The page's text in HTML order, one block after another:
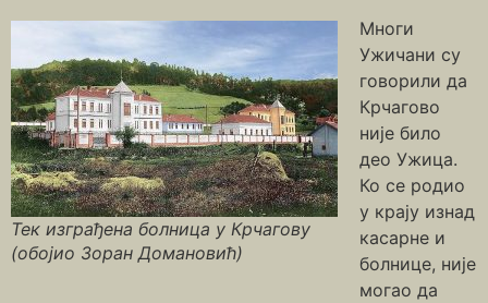
Тек изграђена болница у Крчагову
(обојио Зоран Домановић)
Многи
Ужичани су
говорили да
Крчагово
није било
део Ужица.
Ко се родио
у крају изнад
касарне и
болнице, није
могао да